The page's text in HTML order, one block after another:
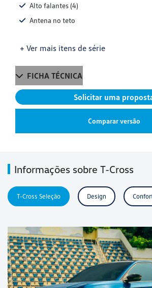
Alto falantes (4)
Antena no teto
+ Ver mais itens de série
FICHA TÉCNICA
Solicitar uma
Comparar versão
Informações sobre T-Cross
T-Cross Seleção Design